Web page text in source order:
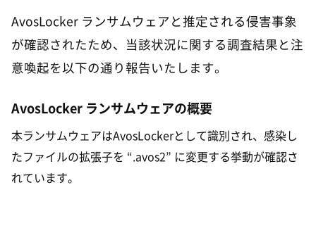
AvosLocker ランサムウェアと推定される侵害事象
が確認されたため、当該状況に関する調査結果と注
意喚起を以下の通り報告いたします。
AvosLocker ランサムウェアの概要
本ランサムウェアはAvosLockerとして識別され、感染し
たファイルの拡張子を “.avos2” に変更する挙動が確認さ
れています。